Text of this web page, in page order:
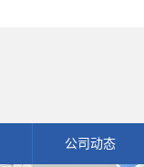
公司动态